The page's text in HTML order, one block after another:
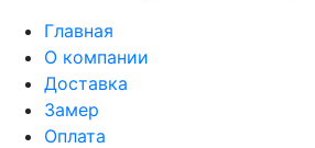
Главная
О компании
Доставка
Замер
Оплата